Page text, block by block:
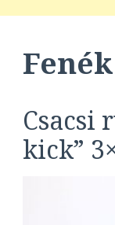
Csacsi
kick”